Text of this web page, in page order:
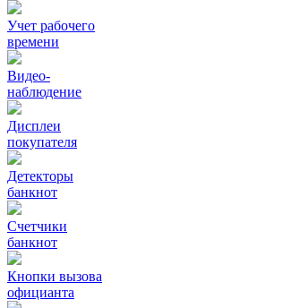
Учет рабочего
времени
Видео‑
наблюдение
Дисплеи
покупателя
Детекторы
банкнот
Счетчики
банкнот
Кнопки вызова
официанта